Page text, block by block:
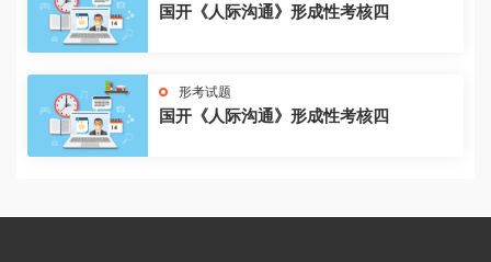
国开《人际沟通》形成性考核四
形考试题
国开《人际沟通》形成性考核四